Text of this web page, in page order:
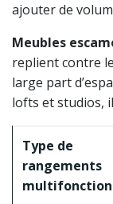
ajouter de
Meubles
replient contre
large part
lofts et studios,
Type de
rangements